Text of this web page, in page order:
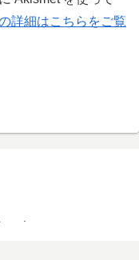
詳細はこちらをご覧
生 .